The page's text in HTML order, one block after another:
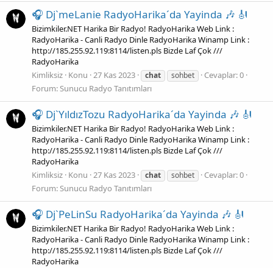
🎧 Dj`meLanie RadyoHarika´da Yayinda 🎶 🎻
Bizimkiler.NET Harika Bir Radyo! RadyoHarika Web Link :
RadyoHarika - Canli Radyo Dinle RadyoHarika Winamp Link :
http://185.255.92.119:8114/listen.pls Bizde Laf Çok ///
RadyoHarika
Kimliksiz Konu 27 Kas 2023 chat sohbet
Cevaplar: 0
Forum:Sunucu Radyo Tanıtımları
🎧 Dj`YıldızTozu RadyoHarika´da Yayinda 🎶 🎻
Bizimkiler.NET Harika Bir Radyo! RadyoHarika Web Link :
RadyoHarika - Canli Radyo Dinle RadyoHarika Winamp Link :
http://185.255.92.119:8114/listen.pls Bizde Laf Çok ///
RadyoHarika
Kimliksiz Konu 27 Kas 2023 chat sohbet
Cevaplar: 0
Forum: Sunucu Radyo Tanıtımları
🎧 Dj`PeLinSu RadyoHarika´da Yayinda 🎶 🎻
Bizimkiler.NET Harika Bir Radyo! RadyoHarika Web Link :
RadyoHarika - Canli Radyo Dinle RadyoHarika Winamp Link :
http://185.255.92.119:8114/listen.pls Bizde Laf Çok ///
RadyoHarika